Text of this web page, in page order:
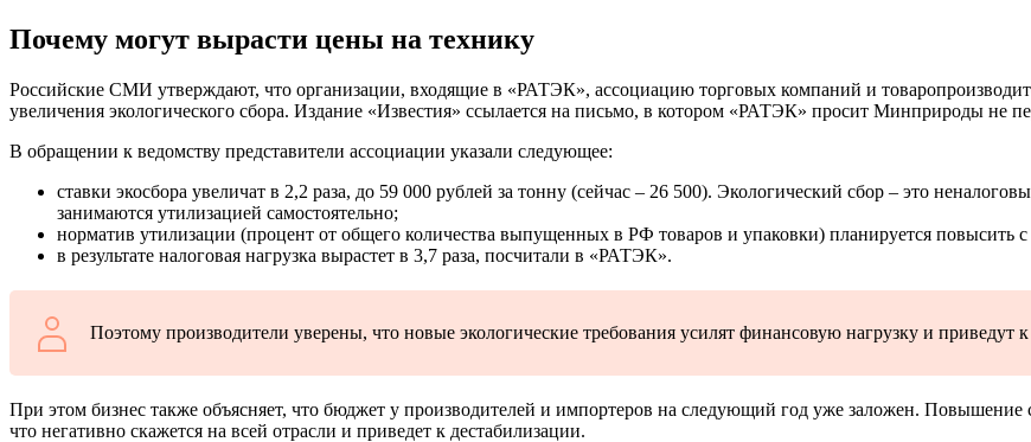
Почему могут вырасти цены на технику
Российские СМИ утверждают, что организации, входящие в «РАТЭК», ассоциацию торговых компаний и
увеличения экологического сбора. Издание «Известия» ссылается на письмо, в котором «РАТЭК» просит Минприроды не
В обращении к ведомству представители ассоциации указали следующее:
ставки экосбора увеличат в 2,2 раза, до 59 000 рублей за тонну (сейчас – 26 500). Экологический сбор – это
занимаются утилизацией самостоятельно;
норматив утилизации (процент от общего количества выпущенных в РФ товаров и упаковки) планируется повысить с
в результате налоговая нагрузка вырастет в 3,7 раза, посчитали в «РАТЭК».
Поэтому производители уверены, что новые экологические требования усилят финансовую нагрузку и приведут
При этом бизнес также объясняет, что бюджет у производителей и импортеров на следующий год уже заложен. Повышение
что негативно скажется на всей отрасли и приведет к дестабилизации.